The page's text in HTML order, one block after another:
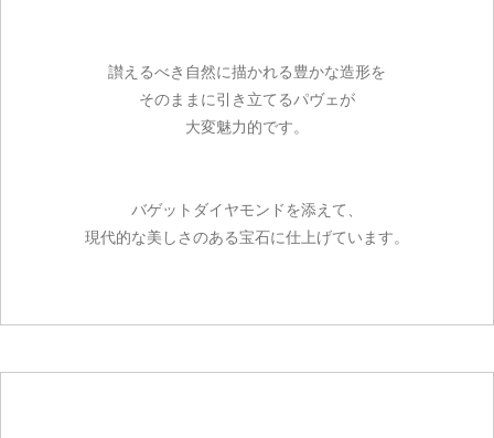
讃えるべき自然に描かれる豊かな造形を
そのままに引き立てるパヴェが
大変魅力的です。
バゲットダイヤモンドを添えて、
現代的な美しさのある宝石に仕上げています。